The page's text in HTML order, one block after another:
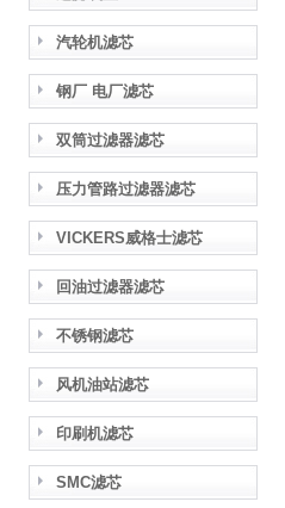
汽轮机滤芯
钢厂 电厂滤芯
双筒过滤器滤芯
压力管路过滤器滤芯
VICKERS威格士滤芯
回油过滤器滤芯
不锈钢滤芯
风机油站滤芯
印刷机滤芯
SMC滤芯